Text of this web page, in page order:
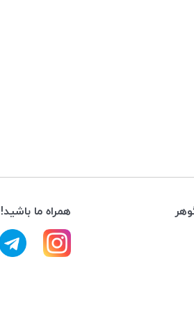
همراه ما باشید!